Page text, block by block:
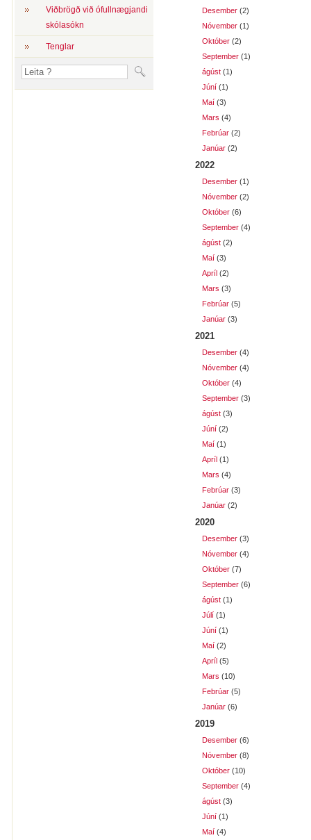
Viðbrögð við ófullnægjandi
skólasókn
Tenglar
Desember (2)
Nóvember (1)
Október (2)
September (1)
ágúst (1)
Júní (1)
Maí (3)
Mars (4)
Febrúar (2)
Janúar (2)
2022
Desember (1)
Nóvember (2)
Október (6)
September (4)
ágúst (2)
Maí (3)
Apríl (2)
Mars (3)
Febrúar (5)
Janúar (3)
2021
Desember (4)
Nóvember (4)
Október (4)
September (3)
ágúst (3)
Júní (2)
Maí (1)
Apríl (1)
Mars (4)
Febrúar (3)
Janúar (2)
2020
Desember (3)
Nóvember (4)
Október (7)
September (6)
ágúst (1)
Júlí (1)
Júní (1)
Maí (2)
Apríl (5)
Mars (10)
Febrúar (5)
Janúar (6)
2019
Desember (6)
Nóvember (8)
Október (10)
September (4)
ágúst (3)
Júní (1)
Maí (4)